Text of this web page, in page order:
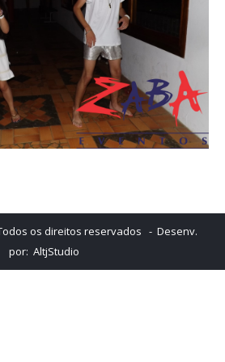
os direitos reservados - Desenv.
por: AltjStudio